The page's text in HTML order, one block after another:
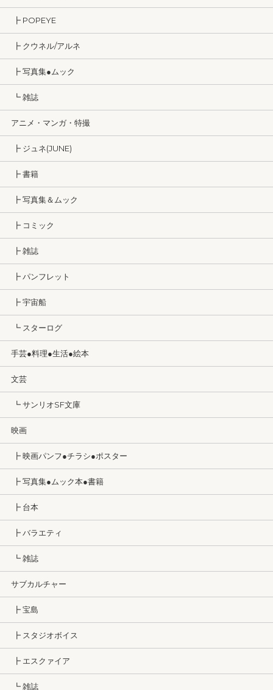
┣ POPEYE
┣ クウネル/アルネ
┣ 写真集●ムック
┗ 雑誌
アニメ・マンガ・特撮
┣ ジュネ(JUNE)
┣ 書籍
┣ 写真集＆ムック
┣ コミック
┣ 雑誌
┣ パンフレット
┣ 宇宙船
┗ スターログ
手芸●料理●生活●絵本
文芸
┗ サンリオSF文庫
映画
┣ 映画パンフ●チラシ●ポスター
┣ 写真集●ムック本●書籍
┣ 台本
┣ バラエティ
┗ 雑誌
サブカルチャー
┣ 宝島
┣ スタジオボイス
┣ エスクァイア
┗ 雑誌